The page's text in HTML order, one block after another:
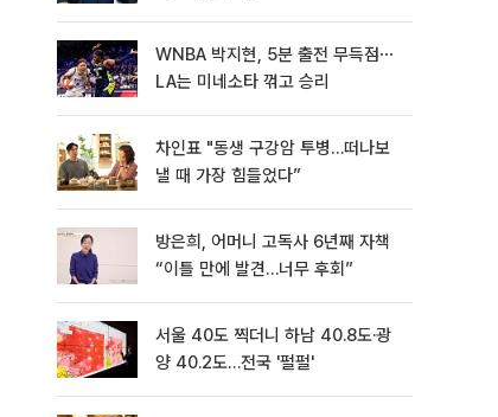
WNBA 박지현, 5분 출전 무득점⋯
LA는 미네소타 꺾고 승리
차인표 "동생 구강암 투병…떠나보
낼 때 가장 힘들었다”
방은희, 어머니 고독사 6년째 자책
“이틀 만에 발견…너무 후회”
서울 40도 찍더니 하남 40.8도·광
양 40.2도…전국 '펄펄'